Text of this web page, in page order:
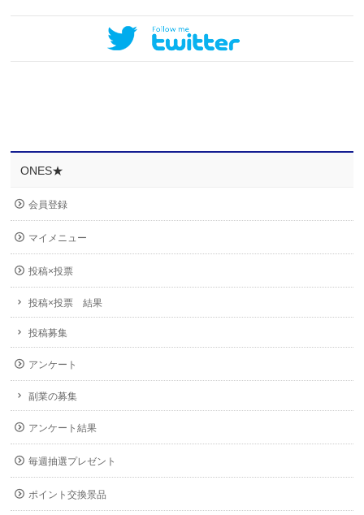
ONES★
会員登録
マイメニュー
投稿×投票
投稿×投票 結果
投稿募集
アンケート
副業の募集
アンケート結果
毎週抽選プレゼント
ポイント交換景品